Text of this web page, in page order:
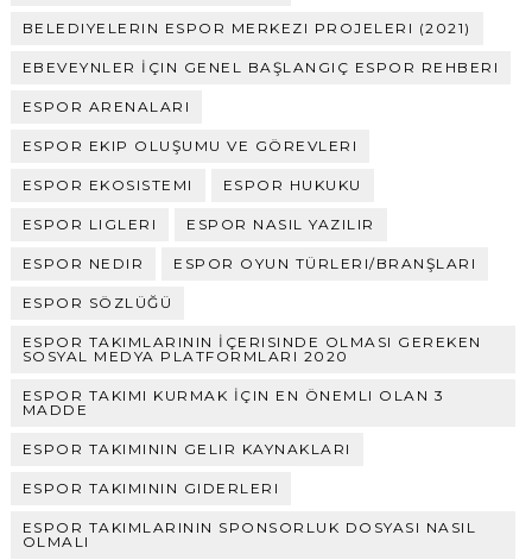
BELEDIYELERIN ESPOR MERKEZI PROJELERI (2021)
EBEVEYNLER İÇIN GENEL BAŞLANGIÇ ESPOR REHBERI
ESPOR ARENALARI
ESPOR EKIP OLUŞUMU VE GÖREVLERI
ESPOR EKOSISTEMI ESPOR HUKUKU
ESPOR LIGLERI ESPOR NASIL YAZILIR
ESPOR NEDIR ESPOR OYUN TÜRLERI/BRANŞLARI
ESPOR SÖZLÜĞÜ
ESPOR TAKIMLARININ İÇERISINDE OLMASI GEREKEN
SOSYAL MEDYA PLATFORMLARI 2020
ESPOR TAKIMI KURMAK İÇIN EN ÖNEMLI OLAN 3
MADDE
ESPOR TAKIMININ GELIR KAYNAKLARI
ESPOR TAKIMININ GIDERLERI
ESPOR TAKIMLARININ SPONSORLUK DOSYASI NASIL
OLMALI